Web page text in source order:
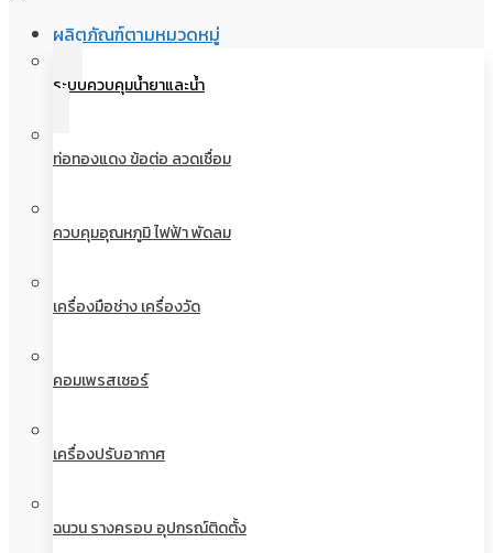
ผลิตภัณฑ์ตามหมวดหมู่
ระบบควบคุมน้ำยาและน้ำ
ท่อทองแดง ข้อต่อ ลวดเชื่อม
ควบคุมอุณหภูมิ ไฟฟ้า พัดลม
เครื่องมือช่าง เครื่องวัด
คอมเพรสเซอร์
เครื่องปรับอากาศ
ฉนวน รางครอบ อุปกรณ์ติดตั้ง